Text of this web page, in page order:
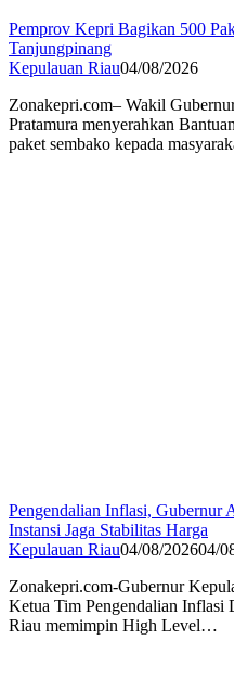
Pemprov Kepri Bagikan 500
Tanjungpinang
Kepulauan Riau04/08/2026
Zonakepri.com– Wakil
Pratamura menyerahkan
paket sembako kepada
Pengendalian Inflasi, Gubernur
Instansi Jaga Stabilitas Harga
Kepulauan Riau04/08/202604/
Zonakepri.com-Gubernur
Ketua Tim Pengendalian Inflasi
Riau memimpin High Level…